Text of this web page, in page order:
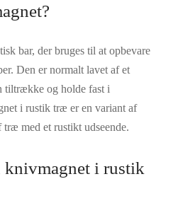
bar, der bruges til at opbevare
Den er normalt lavet af et
tiltrække og holde fast i
i rustik træ er en variant af
med et rustikt udseende.
i rustik